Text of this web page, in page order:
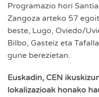
Programazio hori
Zangoza arteko 57
beste, Lugo, Oviedo/
Bilbo, Gasteiz eta
gune berezietan.
Euskadin, CEN
lokalizazioak honako